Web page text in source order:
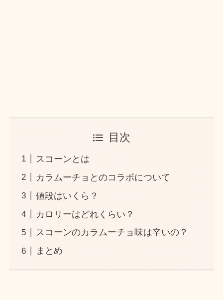
目次
スコーンとは
カラムーチョとのコラボについて
値段はいくら？
カロリーはどれくらい？
スコーンのカラムーチョ味は辛いの？
まとめ